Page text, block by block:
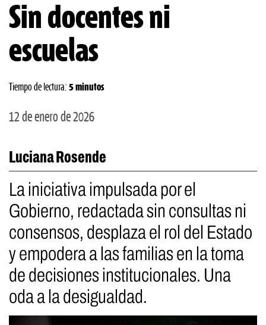
Sin docentes ni
escuelas
Tiempo de lectura: 5 minutos
12 de enero de 2026
Luciana Rosende
La iniciativa impulsada por el
Gobierno, redactada sin consultas ni
consensos, desplaza el rol del Estado
y empodera a las familias en la toma
de decisiones institucionales. Una
oda a la desigualdad.